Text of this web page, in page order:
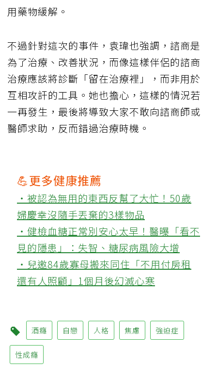
用藥物緩解。
不過針對這次的事件，袁瑋也強調，諮商是
為了治療、改善狀況，而像這樣伴侶的諮商
治療應該將診斷「留在治療裡」，而非用於
互相攻訐的工具。她也擔心，這樣的情況若
一再發生，最後將導致大家不敢向諮商師或
醫師求助，反而錯過治療時機。
💪更多健康推薦
‧被認為無用的東西反幫了大忙！50歲
婦慶幸沒隨手丟棄的3樣物品
‧健檢血糖正常別安心太早！醫曝「看不
見的隱患」：失智、糖尿病風險大增
‧兒邀84歲寡母搬來同住「不用付房租
還有人照顧」1個月後幻滅心寒
酒癮 自戀 人格 焦慮 強迫症
性成癮